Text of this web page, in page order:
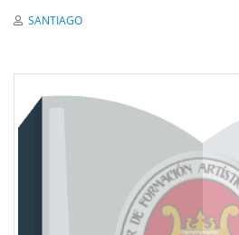
SANTIAGO